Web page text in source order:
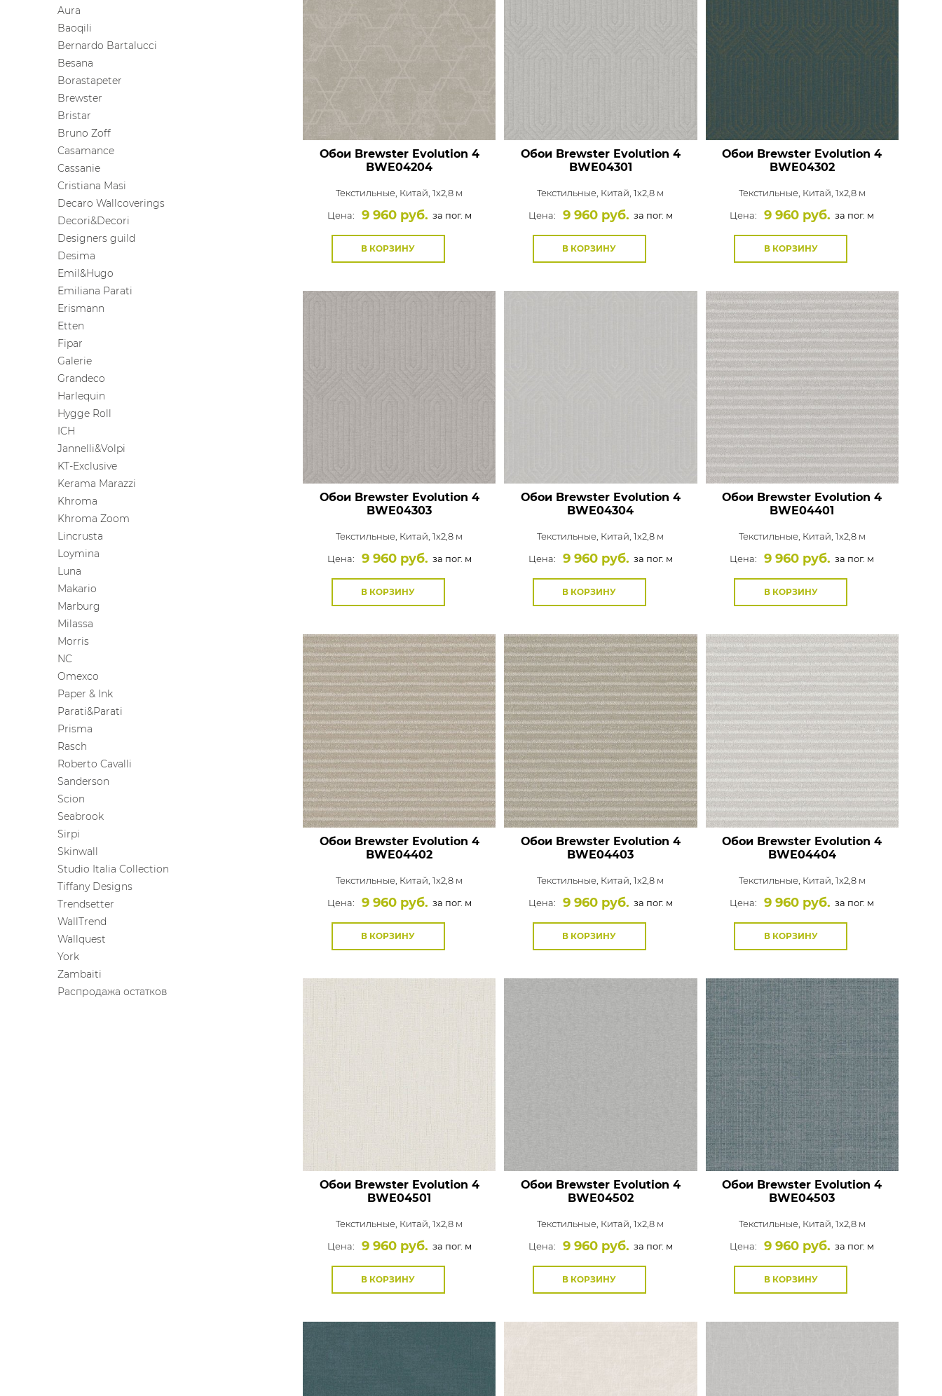
Aura
Baoqili
Bernardo Bartalucci
Besana
Borastapeter
Brewster
Bristar
Bruno Zoff
Casamance
Cassanie
Cristiana Masi
Decaro Wallcoverings
Decori&Decori
Designers guild
Desima
Emil&Hugo
Emiliana Parati
Erismann
Etten
Fipar
Galerie
Grandeco
Harlequin
Hygge Roll
ICH
Jannelli&Volpi
KT-Exclusive
Kerama Marazzi
Khroma
Khroma Zoom
Lincrusta
Loymina
Luna
Makario
Marburg
Milassa
Morris
NC
Omexco
Paper & Ink
Parati&Parati
Prisma
Rasch
Roberto Cavalli
Sanderson
Scion
Seabrook
Sirpi
Skinwall
Studio Italia Collection
Tiffany Designs
Trendsetter
WallTrend
Wallquest
York
Zambaiti
Распродажа остатков
Обои Brewster Evolution 4
BWE04204
Текстильные, Китай, 1x2,8 м
Цена:
9 960 руб. за пог. м
В КОРЗИНУ
Обои Brewster Evolution 4
BWE04301
Текстильные, Китай, 1x2,8 м
Цена:
9 960 руб. за пог. м
В КОРЗИНУ
Обои Brewster Evolution 4
BWE04302
Текстильные, Китай, 1x2,8 м
Цена:
9 960 руб. за пог. м
В КОРЗИНУ
Обои Brewster Evolution 4
BWE04303
Текстильные, Китай, 1x2,8 м
Цена:
9 960 руб. за пог. м
В КОРЗИНУ
Обои Brewster Evolution 4
BWE04304
Текстильные, Китай, 1x2,8 м
Цена:
9 960 руб. за пог. м
В КОРЗИНУ
Обои Brewster Evolution 4
BWE04401
Текстильные, Китай, 1x2,8 м
Цена:
9 960 руб. за пог. м
В КОРЗИНУ
Обои Brewster Evolution 4
BWE04402
Текстильные, Китай, 1x2,8 м
Цена:
9 960 руб. за пог. м
В КОРЗИНУ
Обои Brewster Evolution 4
BWE04403
Текстильные, Китай, 1x2,8 м
Цена:
9 960 руб. за пог. м
В КОРЗИНУ
Обои Brewster Evolution 4
BWE04404
Текстильные, Китай, 1x2,8 м
Цена:
9 960 руб. за пог. м
В КОРЗИНУ
Обои Brewster Evolution 4
BWE04501
Текстильные, Китай, 1x2,8 м
Цена:
9 960 руб. за пог. м
В КОРЗИНУ
Обои Brewster Evolution 4
BWE04502
Текстильные, Китай, 1x2,8 м
Цена:
9 960 руб. за пог. м
В КОРЗИНУ
Обои Brewster Evolution 4
BWE04503
Текстильные, Китай, 1x2,8 м
Цена:
9 960 руб. за пог. м
В КОРЗИНУ